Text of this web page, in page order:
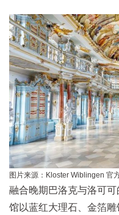
图片来源： Kloster Wiblingen 官
融合晚期巴洛克与洛可
馆以蓝红大理石、金箔雕